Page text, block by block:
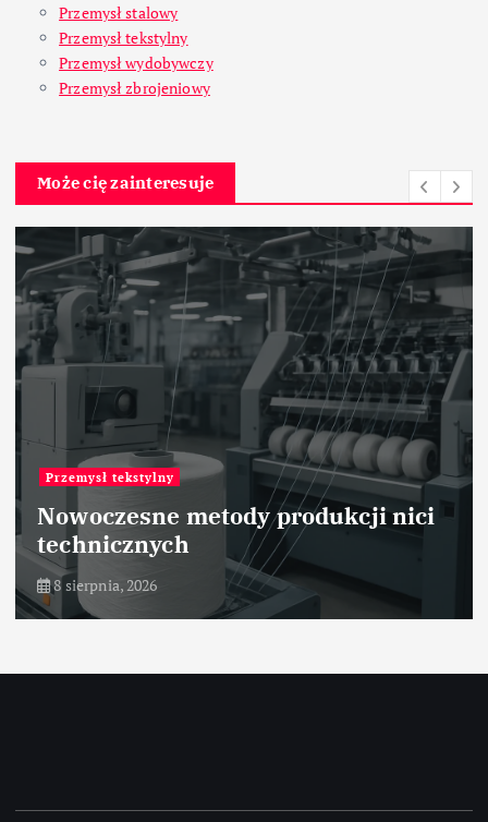
Przemysł stalowy
Przemysł tekstylny
Przemysł wydobywczy
Przemysł zbrojeniowy
Może cię zainteresuje
Przemysł tekstylny
Nowoczesne metody produkcji nici
technicznych
8 sierpnia, 2026